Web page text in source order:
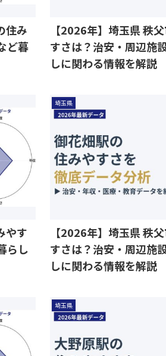
住み
ど暮
【2026年】埼玉県 秩
すさは？治安・周辺施
しに関わる情報を解説
やす
らし
埼玉県
【2026年】埼玉県 秩
すさは？治安・周辺施
しに関わる情報を解説
埼玉県